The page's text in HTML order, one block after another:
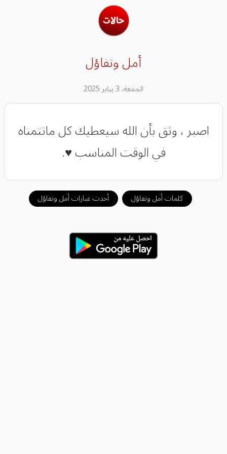
أمل وتفاؤل
الجمعة، 3 يناير 2025
‏اصبر ، وثق بأن الله سيعطيك كل ماتتمناه
في الوقت المناسب ♥️.
كلمات أمل وتفاؤل أحدث عبارات أمل وتفاؤل